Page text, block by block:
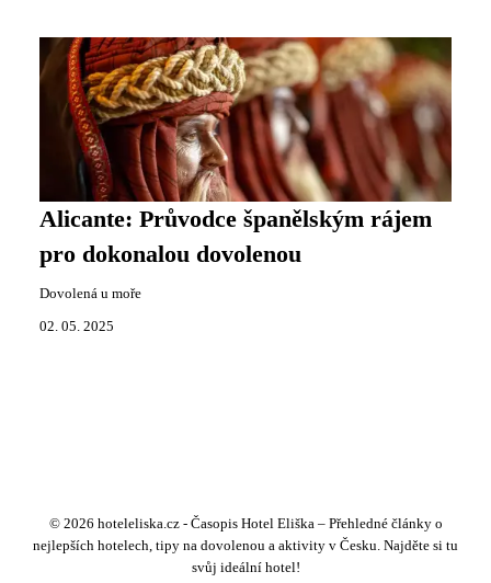
Alicante: Průvodce španělským rájem
pro dokonalou dovolenou
Dovolená u moře
02. 05. 2025
© 2026 hoteleliska.cz - Časopis Hotel Eliška – Přehledné články o
nejlepších hotelech, tipy na dovolenou a aktivity v Česku. Najděte si tu
svůj ideální hotel!